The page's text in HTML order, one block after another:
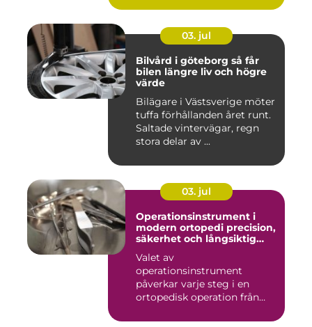
03. jul
Bilvård i göteborg så får
bilen längre liv och högre
värde
Bilägare i Västsverige möter
tuffa förhållanden året runt.
Saltade vintervägar, regn
stora delar av ...
03. jul
Operationsinstrument i
modern ortopedi precision,
säkerhet och långsiktig
Valet av
operationsinstrument
påverkar varje steg i en
ortopedisk operation från